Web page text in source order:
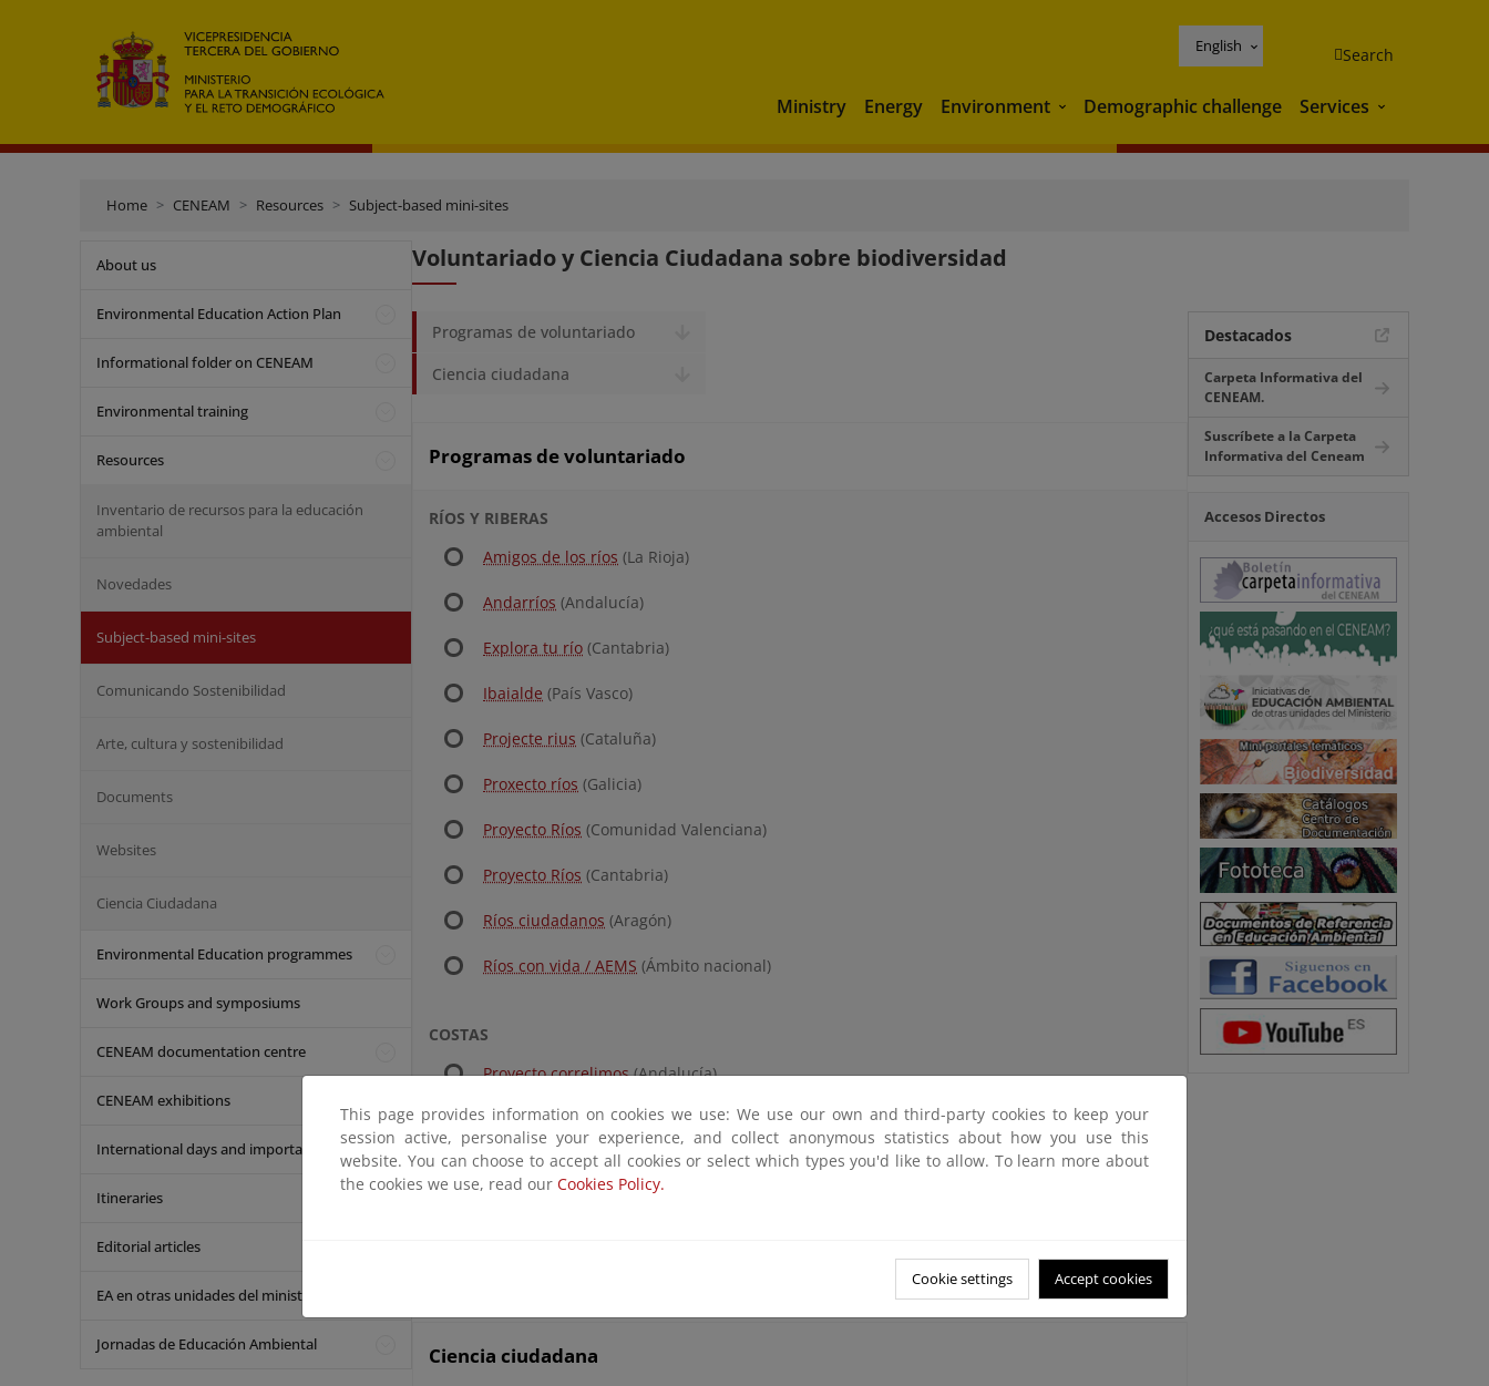
English Search
Ministry Energy Environment Environment
Demographic challenge Services Services
Home CENEAM Resources Subject-based mini-sites
About us
Environmental Education Action Plan
Informational folder on CENEAM
Environmental training
Resources
Inventario de recursos para la educación
ambiental
Novedades
Subject-based mini-sites
Comunicando Sostenibilidad
Arte, cultura y sostenibilidad
Documents
Websites
Ciencia Ciudadana
Environmental Education programmes
Work Groups and symposiums
CENEAM documentation centre
CENEAM exhibitions
International days and important dates
Itineraries
Editorial articles
EA en otras unidades del ministerio
Jornadas de Educación Ambiental
Voluntariado y Ciencia Ciudadana sobre biodiversidad
Programas de voluntariado
Ciencia ciudadana
Programas de voluntariado
RÍOS Y RIBERAS
Amigos de los ríos (La Rioja)
Andarríos (Andalucía)
Explora tu río (Cantabria)
Ibaialde (País Vasco)
Projecte rius (Cataluña)
Proxecto ríos (Galicia)
Proyecto Ríos (Comunidad Valenciana)
Proyecto Ríos (Cantabria)
Ríos ciudadanos (Aragón)
Ríos con vida / AEMS (Ámbito nacional)
COSTAS
Proyecto correlimos(Andalucía)
Azterkosta(País Vasco)
AVES
Ciencia ciudadana
Destacados
Carpeta Informativa del
CENEAM.
Suscríbete a la Carpeta
Informativa del Ceneam
Accesos Directos
This page provides information on cookies we use: We use our own and third-party cookies to keep your
session active, personalise your experience, and collect anonymous statistics about how you use this
website. You can choose to accept all cookies or select which types you'd like to allow. To learn more about
the cookies we use, read our Cookies Policy.
Cookie settings Accept cookies